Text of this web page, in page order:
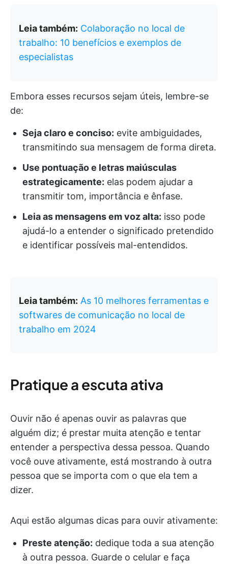
Leia também: Colaboração no local de
trabalho: 10 benefícios e exemplos de
especialistas
Embora esses recursos sejam úteis, lembre-se
de:
Seja claro e conciso: evite ambiguidades,
transmitindo sua mensagem de forma direta.
Use pontuação e letras maiúsculas
estrategicamente: elas podem ajudar a
transmitir tom, importância e ênfase.
Leia as mensagens em voz alta: isso pode
ajudá-lo a entender o significado pretendido
e identificar possíveis mal-entendidos.
Leia também: As 10 melhores ferramentas e
softwares de comunicação no local de
trabalho em 2024
Pratique a escuta ativa
Ouvir não é apenas ouvir as palavras que
alguém diz; é prestar muita atenção e tentar
entender a perspectiva dessa pessoa. Quando
você ouve ativamente, está mostrando à outra
pessoa que se importa com o que ela tem a
dizer.
Aqui estão algumas dicas para ouvir ativamente:
Preste atenção: dedique toda a sua atenção
à outra pessoa. Guarde o celular e faça